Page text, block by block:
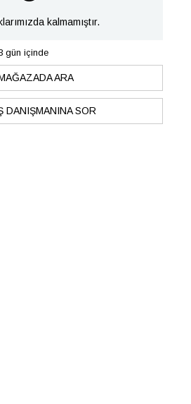
kalmamıştır.
gün içinde
ARA
DANIŞMANINA SOR